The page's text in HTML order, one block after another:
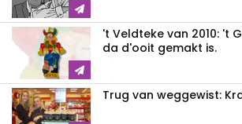
't Veldteke van 2010: 't
da d'ooit gemakt is.
Trug van weggewist: